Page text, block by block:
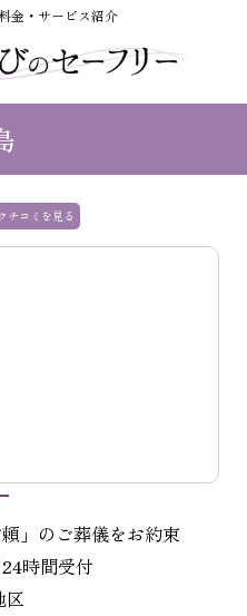
金・サービス紹介
クチコミを 見る
」のご葬儀をお約束
時間受付
区